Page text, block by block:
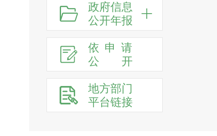
政府信息
公开年报
依申请
公
开
地方部门
平台链接